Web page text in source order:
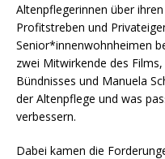
Altenpflegerinnen über
Profitstreben und
Senior*innenwohnheimen
zwei Mitwirkende des
Bündnisses und Manuela
der Altenpflege und was
verbessern.
Dabei kamen die